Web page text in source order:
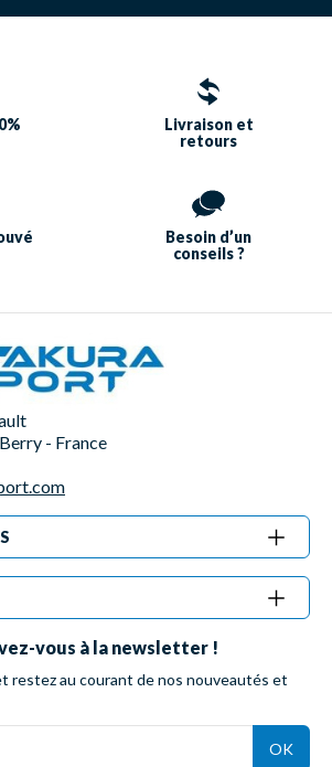
Livraison et
retours
Besoin d’un
conseils ?
- France
vous à la newsletter !
restez au courant de nos nouveautés et